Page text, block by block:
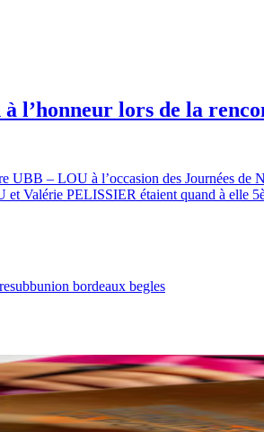
l’honneur lors de la
UBB – LOU à l’occasion des Journées
Valérie PELISSIER étaient quand à elle
ubbunion bordeaux begles